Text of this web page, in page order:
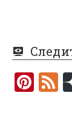
Pi F